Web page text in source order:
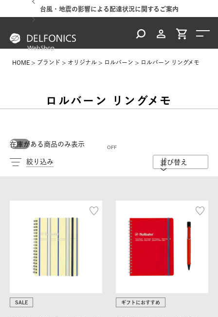
台風・地震の影響による配達状況に関するご案内
HOME ブランド オリジナル ロルバーン ロルバーン リングメモ
ロルバーン リングメモ
在庫がある商品のみ表示
絞り込み 並び替え
SALE ギフトにおすすめ